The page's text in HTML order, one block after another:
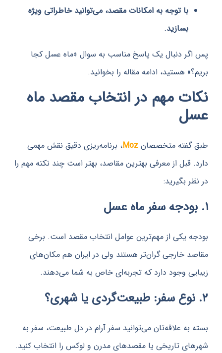
با توجه به امکانات مقصد، می‌توانید خاطراتی ویژه
دنبال یک پاسخ مناسب به سوال «ماه عسل کجا
هستید، ادامه مقاله را بخوانید.
مهم در انتخاب مقصد ماه
متخصصانMoz، برنامه‌ریزی دقیق نقش مهمی
قبل از معرفی بهترین مقاصد، بهتر است چند نکته مهم را
بگیرید:
یکی از مهم‌ترین عوامل انتخاب مقصد است. برخی
خارجی گران‌تر هستند ولی در ایران هم مکان‌های
وجود دارد که تجربه‌ای خاص به شما می‌دهند.
علاقه‌تان می‌توانید سفر آرام در دل طبیعت، سفر به
تاریخی یا مقصدهای مدرن و لوکس را انتخاب کنید.